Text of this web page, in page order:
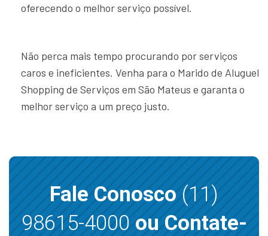
oferecendo o melhor serviço possível.
Não perca mais tempo procurando por serviços
caros e ineficientes. Venha para o Marido de Aluguel
Shopping de Serviços em São Mateus e garanta o
melhor serviço a um preço justo.
Fale Conosco(11)
98615-4000ou Contate-